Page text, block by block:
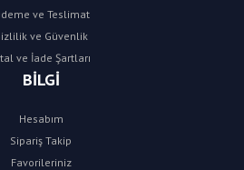
ve Teslimat
ve Güvenlik
ve İade Şartları
BİLGİ
Hesabım
Sipariş Takip
Favorileriniz